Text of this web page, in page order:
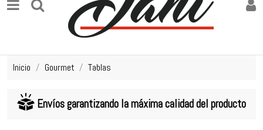
Inicio Gourmet Tablas
Envíos garantizando la máxima calidad del producto